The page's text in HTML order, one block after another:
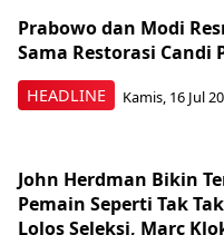
HEADLINE
Prabowo dan Modi
Sama Restorasi Candi
Kamis, 16 Jul
John Herdman Bikin
Pemain Seperti Tak
Lolos Seleksi, Marc